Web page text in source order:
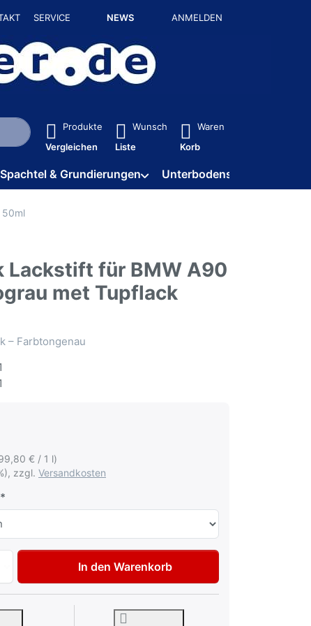
SERVICE NEWS ANMELDEN
erste Ergebnisse. Drücken Sie die Eingabetaste, um alle
Produkte
Vergleichen
Wunsch
Liste
Waren
Korb
Spachtel & Grundierungen Unterbodenschutz / HV
50ml
Lackstift für BMW A90
met Tupflack
– Farbtongenau
€ / 1 l)
zzgl. Versandkosten
Autolack Lackstift für BMW A90 Sophistograu met Tupflack
In den Warenkorb